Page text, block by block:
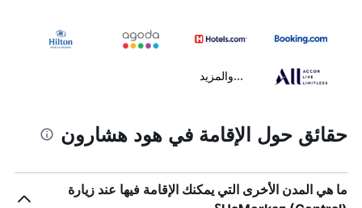
...والمزيد
حقائق حول الإقامة في هود هشارون
ما هي المدن الأخرى التي يمكنك الإقامة فيها عند زيارة